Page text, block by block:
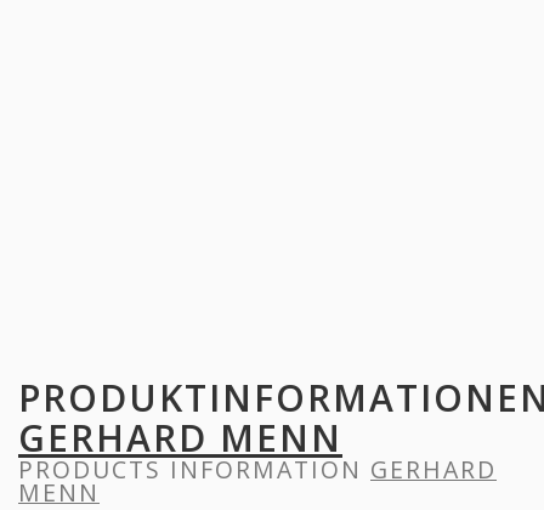
GERHARD MENN
PRODUCTS INFORMATION GERHARD
MENN